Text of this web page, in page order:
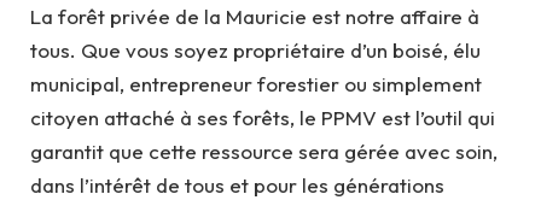
La forêt privée de la Mauricie est notre affaire à
tous. Que vous soyez propriétaire d’un boisé, élu
municipal, entrepreneur forestier ou simplement
citoyen attaché à ses forêts, le PPMV est l’outil qui
garantit que cette ressource sera gérée avec soin,
dans l’intérêt de tous et pour les générations